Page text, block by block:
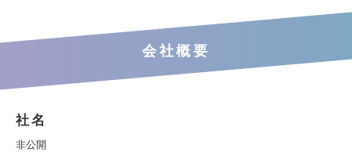
会社概要
社名
非公開